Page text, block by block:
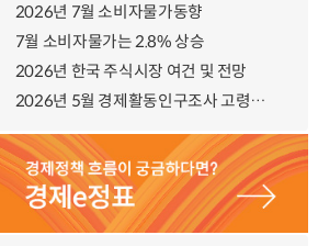
2026년 7월 소비자물가동향
7월 소비자물가는 2.8% 상승
2026년 한국 주식시장 여건 및 전망
2026년 5월 경제활동인구조사 고령층 부가조사 결과